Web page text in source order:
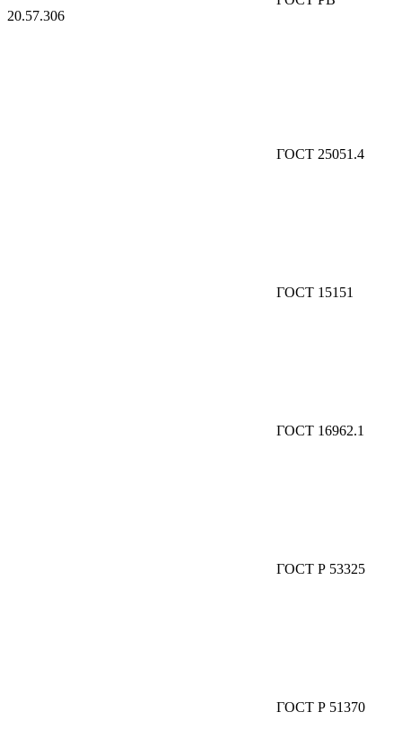
20.57.306
ГОСТ 25051.4
ГОСТ 15151
ГОСТ 16962.1
ГОСТ Р 53325
ГОСТ Р 51370